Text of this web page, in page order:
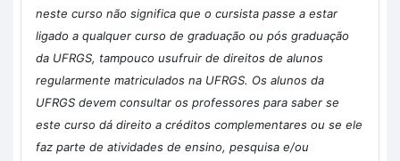
neste curso não significa que o cursista passe a estar
ligado a qualquer curso de graduação ou pós graduação
da UFRGS, tampouco usufruir de direitos de alunos
regularmente matriculados na UFRGS. Os alunos da
UFRGS devem consultar os professores para saber se
este curso dá direito a créditos complementares ou se ele
faz parte de atividades de ensino, pesquisa e/ou